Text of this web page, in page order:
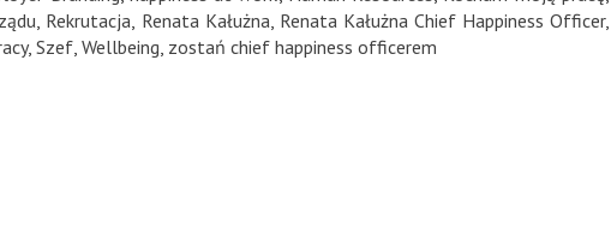
, Rekrutacja, Renata Kałużna, Renata Kałużna Chief Happiness Officer,
, Szef, Wellbeing, zostań chief happiness officerem